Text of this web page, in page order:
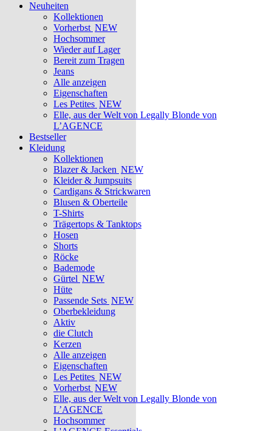
Neuheiten
Kollektionen
Vorherbst NEW
Hochsommer
Wieder auf Lager
Bereit zum Tragen
Jeans
Alle anzeigen
Eigenschaften
Les Petites NEW
Elle, aus der Welt von Legally Blonde von
L’AGENCE
Bestseller
Kleidung
Kollektionen
Blazer & Jacken NEW
Kleider & Jumpsuits
Cardigans & Strickwaren
Blusen & Oberteile
T-Shirts
Trägertops & Tanktops
Hosen
Shorts
Röcke
Bademode
Gürtel NEW
Hüte
Passende Sets NEW
Oberbekleidung
Aktiv
die Clutch
Kerzen
Alle anzeigen
Eigenschaften
Les Petites NEW
Vorherbst NEW
Elle, aus der Welt von Legally Blonde von
L’AGENCE
Hochsommer